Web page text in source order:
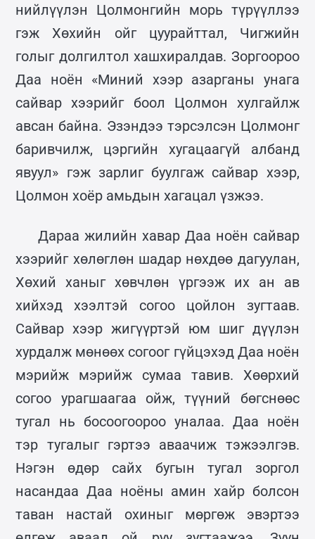
нийлүүлэн Цолмонгийн морь түрүүллээ
гэж Хөхийн ойг цуурайттал, Чигжийн
голыг долгилтол хашхиралдав. Зоргоороо
Даа ноён «Миний хээр азарганы унага
сайвар хээрийг боол Цолмон хулгайлж
авсан байна. Эзэндээ тэрсэлсэн Цолмонг
баривчилж, цэргийн хугацаагүй албанд
явуул» гэж зарлиг буулгаж сайвар хээр,
Цолмон хоёр амьдын хагацал үзжээ.
Дараа жилийн хавар Даа ноён сайвар
хээрийг хөлөглөн шадар нөхдөө дагуулан,
Хөхий ханыг хөвчлөн үргээж их ан ав
хийхэд хээлтэй согоо цойлон зугтаав.
Сайвар хээр жигүүртэй юм шиг дүүлэн
хурдалж мөнөөх согоог гүйцэхэд Даа ноён
мэрийж мэрийж сумаа тавив. Хөөрхий
согоо урагшаагаа ойж, түүний бөгснөөс
тугал нь босоогоороо уналаа. Даа ноён
тэр тугалыг гэртээ аваачиж тэжээлгэв.
Нэгэн өдөр сайх бугын тугал зоргол
насандаа Даа ноёны амин хайр болсон
таван настай охиныг мөргөж эвэртээ